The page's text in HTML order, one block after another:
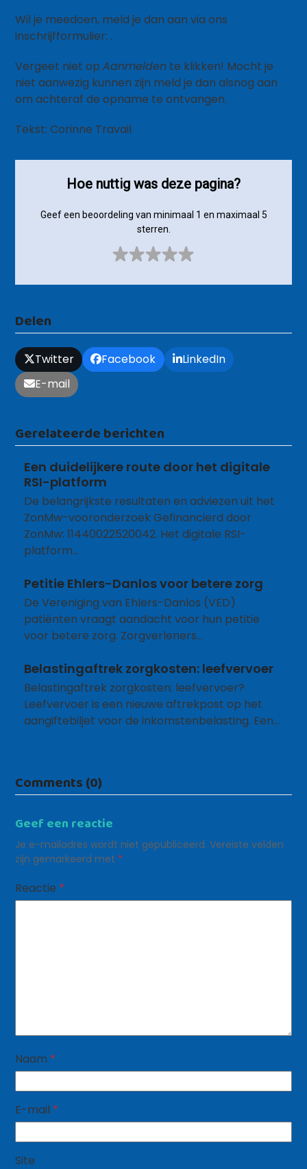
Wil je meedoen, meld je dan aan via ons
inschrijfformulier: .
Vergeet niet opAanmelden te klikken! Mocht je
niet aanwezig kunnen zijn meld je dan alsnog aan
om achteraf de opname te ontvangen.
Tekst: Corinne Travail
Hoe nuttig was deze pagina?
Geef een beoordeling van minimaal 1 en maximaal 5
sterren.
Delen
Twitter Facebook
LinkedIn
E-mail
Gerelateerde berichten
Een duidelijkere route door het digitale
RSI-platform
De belangrijkste resultaten en adviezen uit het
ZonMw-vooronderzoek Gefinancierd door
ZonMw: 11440022520042. Het digitale RSI-
platform…
Petitie Ehlers-Danlos voor betere zorg
De Vereniging van Ehlers-Danlos (VED)
patiënten vraagt aandacht voor hun petitie
voor betere zorg. Zorgverleners…
Belastingaftrek zorgkosten: leefvervoer
Belastingaftrek zorgkosten: leefvervoer?
Leefvervoer is een nieuwe aftrekpost op het
aangiftebiljet voor de inkomstenbelasting. Een…
Comments (0)
Geef een reactie
Je e-mailadres wordt niet gepubliceerd. Vereiste velden
zijn gemarkeerd met *
Reactie *
Naam *
E-mail *
Site